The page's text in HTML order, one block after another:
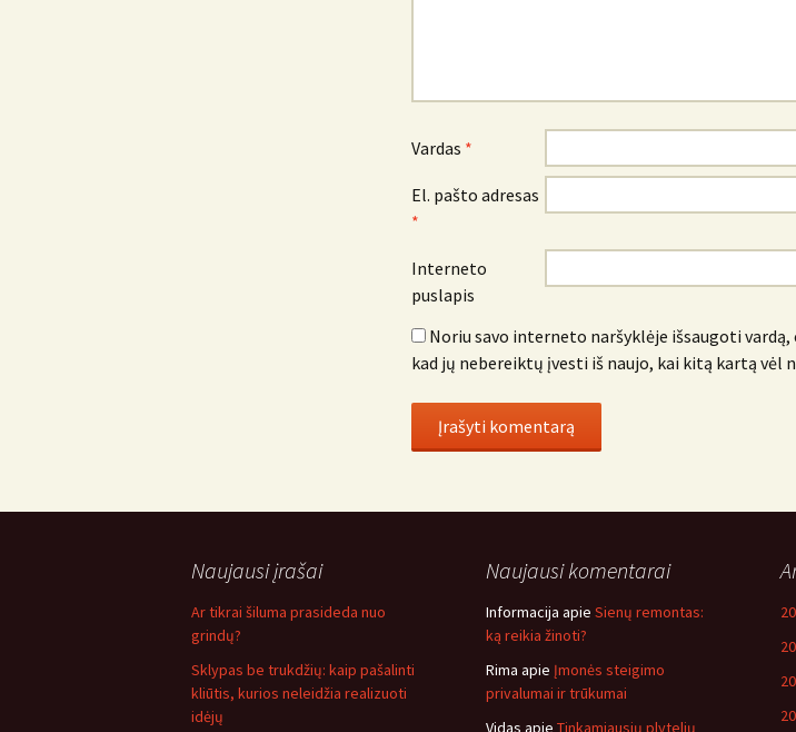
Vardas *
El. pašto adresas
*
Interneto
puslapis
Noriu savo interneto naršyklėje išsaugoti
kad jų nebereiktų įvesti iš naujo, kai kitą kartą vėl
Naujausi įrašai
Ar tikrai šiluma prasideda nuo
grindų?
Sklypas be trukdžių: kaip pašalinti
kliūtis, kurios neleidžia realizuoti
idėjų
Naujausi komentarai
Informacija apie Sienų remontas:
ką reikia žinoti?
Rima apie Įmonės steigimo
privalumai ir trūkumai
Vidas apie Tinkamiausių plytelių